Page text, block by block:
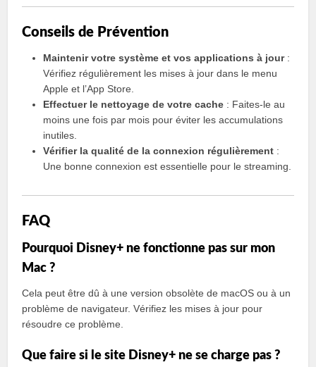
Conseils de Prévention
Maintenir votre système et vos applications à jour:
Vérifiez régulièrement les mises à jour dans le menu
Apple et l’App Store.
Effectuer le nettoyage de votre cache : Faites-le au
moins une fois par mois pour éviter les accumulations
inutiles.
Vérifier la qualité de la connexion régulièrement :
Une bonne connexion est essentielle pour le streaming.
FAQ
Pourquoi Disney+ ne fonctionne pas sur mon
Mac ?
Cela peut être dû à une version obsolète de macOS ou à un
problème de navigateur. Vérifiez les mises à jour pour
résoudre ce problème.
Que faire si le site Disney+ ne se charge pas ?